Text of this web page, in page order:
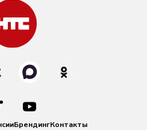
БрендингКонтакты